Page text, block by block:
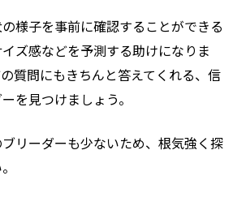
様子を事前に確認することができる
ズ感などを予測する助けになりま
質問にもきちんと答えてくれる、信
を見つけましょう。
リーダーも少ないため、根気強く探